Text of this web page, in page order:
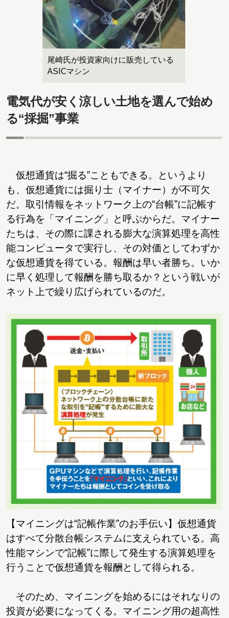
尾崎氏が投資家向けに販売している
ASICマシン
電気代が安く涼しい土地を選んで始め
る“採掘”事業
仮想通貨は“掘る”こともできる。というより
も、仮想通貨には掘り士（マイナー）が不可欠
だ。取引情報をネットワーク上の“台帳”に記帳す
る行為を「マイニング」と呼ぶからだ。マイナー
たちは、その際に課される膨大な演算処理を高性
能コンピュータで実行し、その対価としてわずか
な仮想通貨を得ている。報酬は早い者勝ち。いか
に早く処理して報酬を勝ち取るか？という戦いが
ネット上で繰り広げられているのだ。
【マイニングは“記帳作業”のお手伝い】仮想通貨
はすべて分散台帳システムに支えられている。高
性能マシンで“記帳”に際して発生する演算処理を
行うことで仮想通貨を報酬として得られる。
そのため、マイニングを始めるにはそれなりの
投資が必要になってくる。マイニング用の超高性